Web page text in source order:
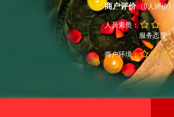
商户评价 (0人评价)
人员素质：
服务态度：
商户环境：